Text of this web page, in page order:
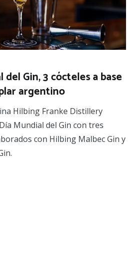
del Gin, 3 cócteles a base
argentino
Hilbing Franke Distillery
Mundial del Gin con tres
con Hilbing Malbec Gin y